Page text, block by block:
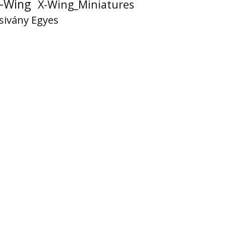
Wing X-Wing_Miniatures
Egyes